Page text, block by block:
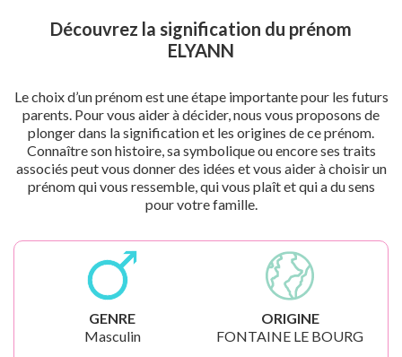
Découvrez la signification du prénom
ELYANN
Le choix d’un prénom est une étape importante pour les futurs
parents. Pour vous aider à décider, nous vous proposons de
plonger dans la signification et les origines de ce prénom.
Connaître son histoire, sa symbolique ou encore ses traits
associés peut vous donner des idées et vous aider à choisir un
prénom qui vous ressemble, qui vous plaît et qui a du sens
pour votre famille.
GENRE
Masculin
ORIGINE
FONTAINE LE BOURG